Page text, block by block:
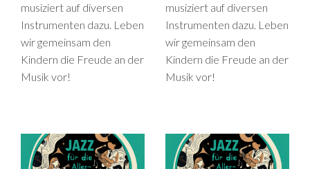
musiziert auf diversen
Instrumenten dazu. Leben
wir gemeinsam den
Kindern die Freude an der
Musik vor!
musiziert auf diversen
Instrumenten dazu. Leben
wir gemeinsam den
Kindern die Freude an der
Musik vor!